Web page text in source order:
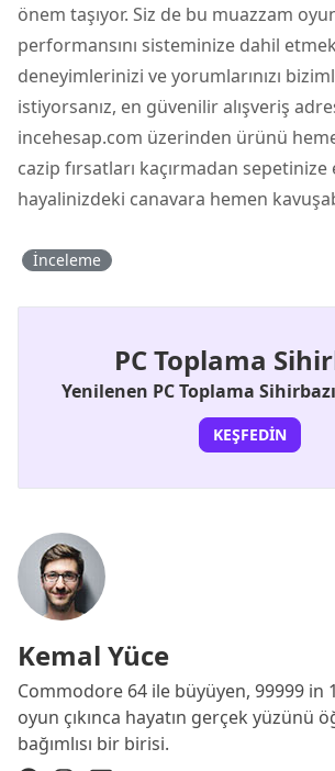
önem taşıyor. Siz de bu muazzam
performansını sisteminize dahil
deneyimlerinizi ve yorumlarınızı
istiyorsanız, en güvenilir alışveriş
incehesap.com üzerinden ürünü
cazip fırsatları kaçırmadan sepetinize
hayalinizdeki canavara hemen
İnceleme
PC Toplama
Yenilenen PC Toplama
KEŞFEDIN
Kemal Yüce
Commodore 64 ile büyüyen, 99999 in
oyun çıkınca hayatın gerçek yüzünü
bağımlısı bir birisi.